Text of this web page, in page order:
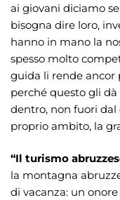
ai giovani diciamo
bisogna dire loro,
hanno in mano la
spesso molto
guida li rende ancor
perché questo gli
dentro, non fuori dal
proprio ambito, la
“Il turismo
la montagna
di vacanza: un